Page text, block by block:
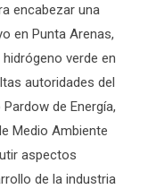
encabezar una
en Punta Arenas,
verde en
autoridades del
de Energía,
Medio Ambiente
aspectos
de la industria